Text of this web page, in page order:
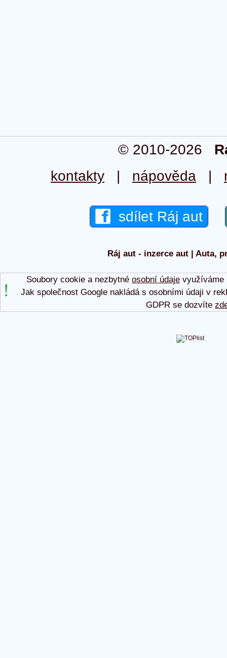
© 2010-2026
kontakty | nápověda |
sdílet Ráj aut
Ráj aut - inzerce aut | Auta,
Soubory cookie a nezbytné osobní údajevyužíváme
Jak společnost Google nakládá s osobními údaji v
GDPR se dozvíte